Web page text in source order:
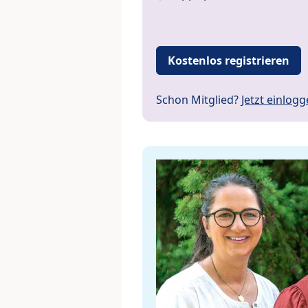
Kostenlos registrieren
Schon Mitglied? Jetzt